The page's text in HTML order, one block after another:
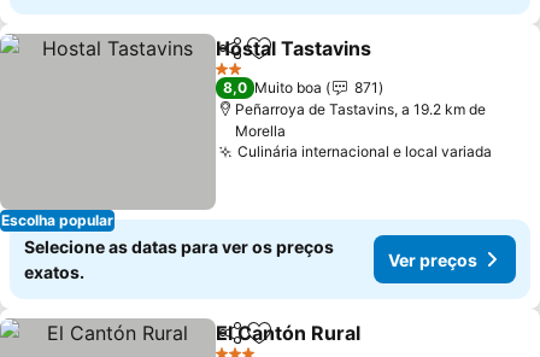
Escolha popular
PartilharAdicionar aos favoritos
Hostal Tastavins
2 Estrelas
8,0 Muito boa
871
Peñarroya de Tastavins, a 19.2 km de
Morella
Culinária internacional e local variada
Selecione as datas para ver os preços
exatos.
Ver preços
PartilharAdicionar aos favoritos
El Cantón Rural